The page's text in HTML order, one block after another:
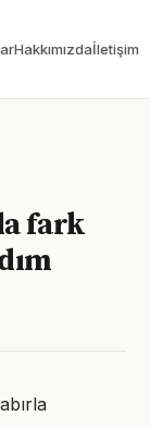
Hakkımızdaİletişim
fark